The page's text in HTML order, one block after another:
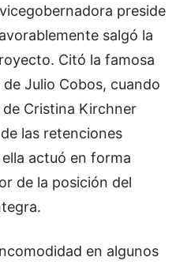
preside
salgó la
Citó la famosa
Julio Cobos, cuando
Cristina Kirchner
las retenciones
actuó en forma
de la posición del
en algunos